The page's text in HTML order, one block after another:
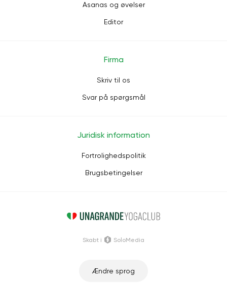
Asanas og øvelser
Editor
Firma
Skriv til os
Svar på spørgsmål
Juridisk information
Fortrolighedspolitik
Brugsbetingelser
Ændre sprog
Skabt i SoloMedia